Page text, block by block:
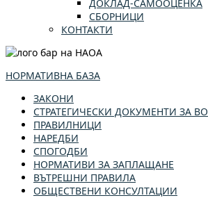
ДОКЛАД-САМООЦЕНКА
СБОРНИЦИ
КОНТАКТИ
НОРМАТИВНА БАЗА
ЗАКОНИ
СТРАТЕГИЧЕСКИ ДОКУМЕНТИ ЗА ВО
ПРАВИЛНИЦИ
НАРЕДБИ
СПОГОДБИ
НОРМАТИВИ ЗА ЗАПЛАЩАНЕ
ВЪТРЕШНИ ПРАВИЛА
ОБЩЕСТВЕНИ КОНСУЛТАЦИИ